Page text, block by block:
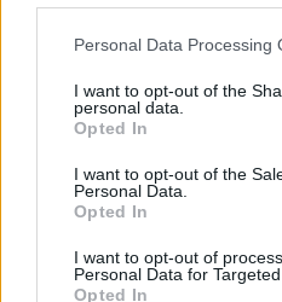
Please note that this website/
not limited to your visit or
grant or deny consent to
use your data for below
consent section.
Personal Data Processing
I want to opt-out of the
personal data.
Opted In
I want to opt-out of the
Personal Data.
Opted In
I want to opt-out of
Personal Data for Targeted
Opted In